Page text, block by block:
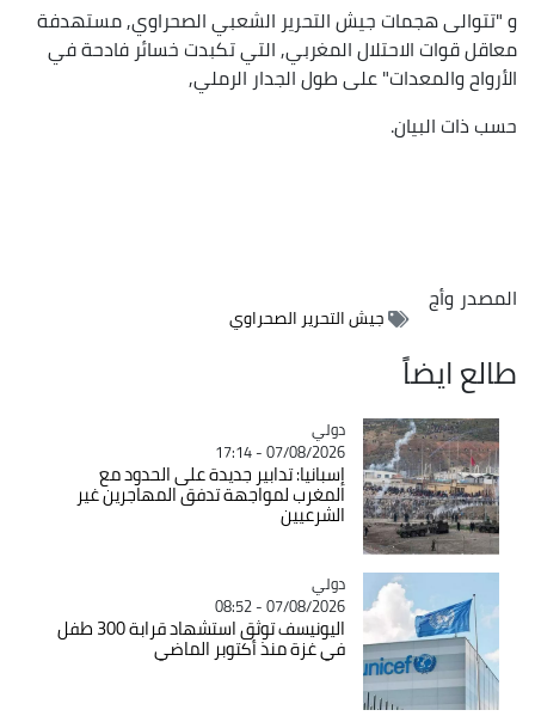
و "تتوالى هجمات جيش التحرير الشعبي الصحراوي, مستهدفة
معاقل قوات الاحتلال المغربي, التي تكبدت خسائر فادحة في
الأرواح والمعدات" على طول الجدار الرملي,
حسب ذات البيان.
المصدروأج
جيش التحرير الصحراوي
طالع ايضاً
Catégorie
دولي
07/08/2026 - 17:14
إسبانيا: تدابير جديدة على الحدود مع
المغرب لمواجهة تدفق المهاجرين غير
الشرعيين
Catégorie
دولي
07/08/2026 - 08:52
اليونيسف توثق استشهاد قرابة 300 طفل
في غزة منذ أكتوبر الماضي